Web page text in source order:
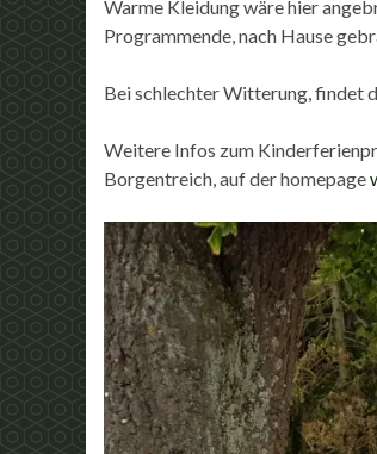
Warme Kleidung wäre hier
Programmende, nach Hause
Bei schlechter Witterung, findet
Weitere Infos zum
Borgentreich, auf der homepage